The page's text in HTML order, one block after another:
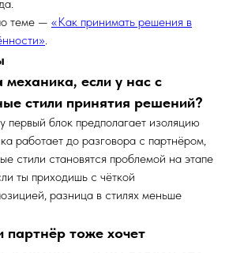
теме — «Как принимать решения в
.
механика, если у нас с
стили принятия решений?
блок предполагает изоляцию
работает до разговора с партнёром,
стили становятся проблемой на этапе
ты приходишь с чёткой
разница в стилях меньше
партнёр тоже хочет